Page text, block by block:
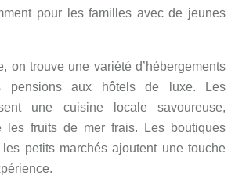
pour les familles avec de jeunes
on trouve une variété d’hébergements
pensions aux hôtels de luxe. Les
une cuisine locale savoureuse,
les fruits de mer frais. Les boutiques
les petits marchés ajoutent une touche